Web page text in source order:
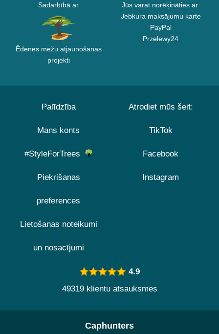
Sadarbībā ar
Ēdenes mežu atjaunošanas
projekti
Jūs varat norēķināties ar:
Jebkura maksājumu karte
PayPal
Przelewy24
Palīdzība
Mans konts
#StyleForTrees
Piekrišanas
preferences
Lietošanas noteikumi
un nosacījumi
Atrodiet mūs šeit:
TikTok
Facebook
Instagram
4.9
49319 klientu atsauksmes
Caphunters